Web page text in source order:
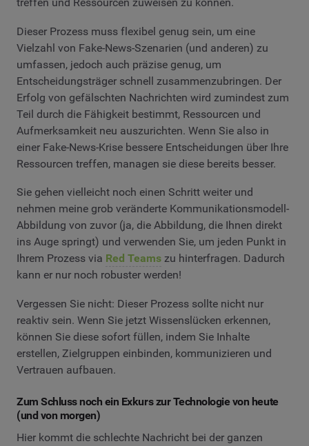
Dieser Prozess muss flexibel genug sein, um eine
Vielzahl von Fake-News-Szenarien (und anderen) zu
umfassen, jedoch auch präzise genug, um
Entscheidungsträger schnell zusammenzubringen. Der
Erfolg von gefälschten Nachrichten wird zumindest zum
Teil durch die Fähigkeit bestimmt, Ressourcen und
Aufmerksamkeit neu auszurichten. Wenn Sie also in
einer Fake-News-Krise bessere Entscheidungen über Ihre
Ressourcen treffen, managen sie diese bereits besser.
Sie gehen vielleicht noch einen Schritt weiter und
nehmen meine grob veränderte Kommunikationsmodell-
Abbildung von zuvor (ja, die Abbildung, die Ihnen direkt
ins Auge springt) und verwenden Sie, um jeden Punkt in
Ihrem Prozess via Red Teams zu hinterfragen. Dadurch
kann er nur noch robuster werden!
Vergessen Sie nicht: Dieser Prozess sollte nicht nur
reaktiv sein. Wenn Sie jetzt Wissenslücken erkennen,
können Sie diese sofort füllen, indem Sie Inhalte
erstellen, Zielgruppen einbinden, kommunizieren und
Vertrauen aufbauen.
Zum Schluss noch ein Exkurs zur Technologie von heute
(und von morgen)
Hier kommt die schlechte Nachricht bei der ganzen